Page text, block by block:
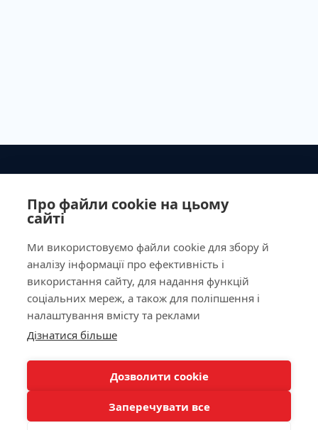
Про файли cookie на цьому
сайті
Ми використовуємо файли cookie для збору й
аналізу інформації про ефективність і
використання сайту, для надання функцій
соціальних мереж, а також для поліпшення і
налаштування вмісту та реклами
Дізнатися більше
Дозволити cookie
Заперечувати все
September 23, 2011
Our Address
Laboratory
For Patients
Doctor appointment